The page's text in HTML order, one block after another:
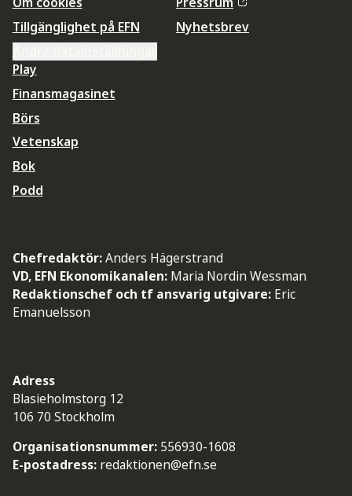
Tillgänglighet på EFN
Nyhetsbrev
Play
Finansmagasinet
Börs
Vetenskap
Bok
Podd
Chefredaktör:Anders Hägerstrand
VD, EFN Ekonomikanalen: Maria Nordin Wessman
Redaktionschef och tf ansvarig utgivare: Eric
Emanuelsson
Adress
Blasieholmstorg 12
106 70 Stockholm
Organisationsnummer: 556930-1608
E-postadress: redaktionen@efn.se